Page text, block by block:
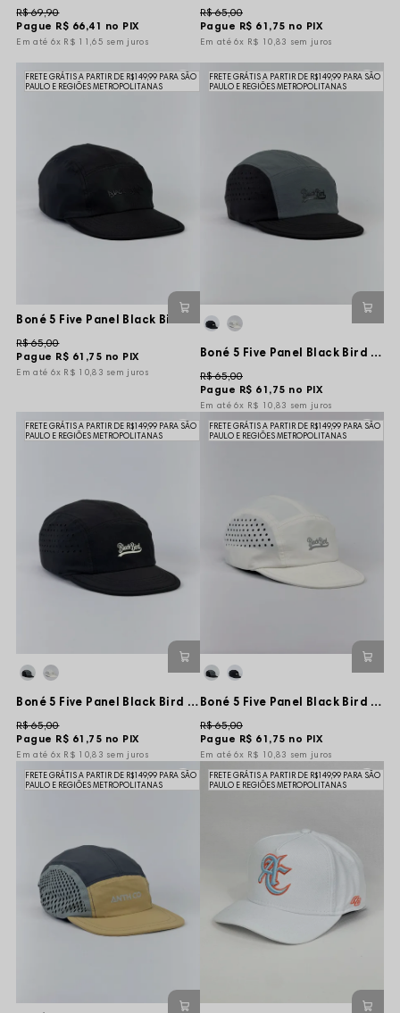
Pague R$ 66,41 no PIX
R$ 69,90
6x R$ 11,65 sem juros
Pague R$ 61,75 no PIX
R$ 65,00
6x R$ 10,83 sem juros
FRETE GRÁTIS A PARTIR DE R$149,99 PARA SÃO
PAULO E REGIÕES METROPOLITANAS
Pague R$ 61,75 no PIX
R$ 65,00
6x R$ 10,83 sem juros
FRETE GRÁTIS A PARTIR DE R$149,99 PARA SÃO
PAULO E REGIÕES METROPOLITANAS
Boné 5 Five Panel Black Bird Tag Basic Mesh - Preto/Cinza - Aba Flexível
Pague R$ 61,75 no PIX
R$ 65,00
6x R$ 10,83 sem juros
FRETE GRÁTIS A PARTIR DE R$149,99 PARA SÃO
PAULO E REGIÕES METROPOLITANAS
Boné 5 Five Panel Black Bird Tag Basic Mesh - Preto - Aba Flexível
Pague R$ 61,75 no PIX
R$ 65,00
6x R$ 10,83 sem juros
FRETE GRÁTIS A PARTIR DE R$149,99 PARA SÃO
PAULO E REGIÕES METROPOLITANAS
Boné 5 Five Panel Black Bird Tag Basic Mesh - Off White - Aba Flexível
Pague R$ 61,75 no PIX
R$ 65,00
6x R$ 10,83 sem juros
FRETE GRÁTIS A PARTIR DE R$149,99 PARA SÃO
PAULO E REGIÕES METROPOLITANAS
FRETE GRÁTIS A PARTIR DE R$149,99 PARA SÃO
PAULO E REGIÕES METROPOLITANAS